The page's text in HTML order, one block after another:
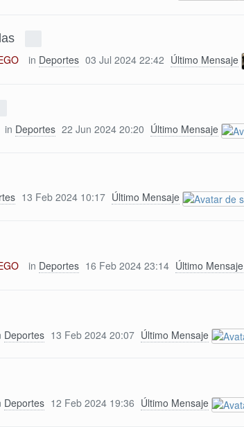
in Deportes 03 Jul 2024 22:42 Último Mensaje
in Deportes 22 Jun 2024 20:20 Último Mensaje
13 Feb 2024 10:17 Último Mensaje
in Deportes 16 Feb 2024 23:14 Último Mensaje
Deportes 13 Feb 2024 20:07 Último Mensaje
Deportes 12 Feb 2024 19:36 Último Mensaje